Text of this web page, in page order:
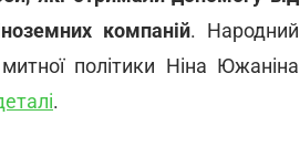
компаній. Народний
політики Ніна Южаніна
.